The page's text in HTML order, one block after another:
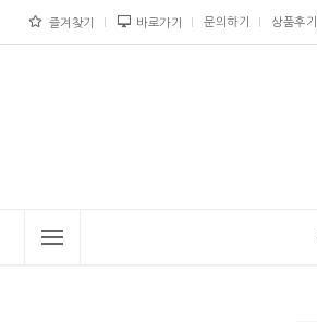
즐겨찾기 바로가기 문의하기 상품후기